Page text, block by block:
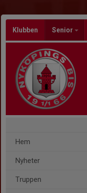
Klubben Senior
Hem
Nyheter
Truppen